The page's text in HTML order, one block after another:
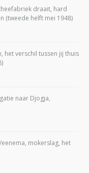
draait, hard
(tweede helft mei 1948)
het verschil tussen jij thuis
naar Djogja,
mokerslag, het